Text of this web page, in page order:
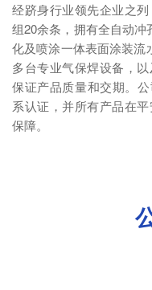
经跻身行业领先企业之
组20余条，拥有全自动
化及喷涂一体表面涂装流
多台专业气保焊设备，
保证产品质量和交期。
系认证，并所有产品在
保障。